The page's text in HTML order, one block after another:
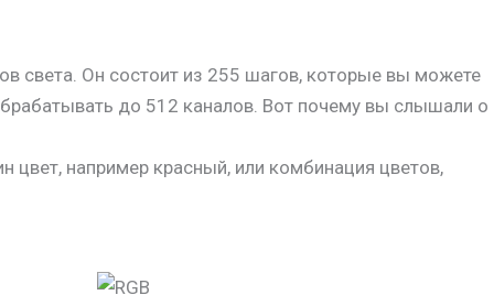
света. Он состоит из 255 шагов, которые вы можете
до 512 каналов. Вот почему вы слышали о
например красный, или комбинация цветов,